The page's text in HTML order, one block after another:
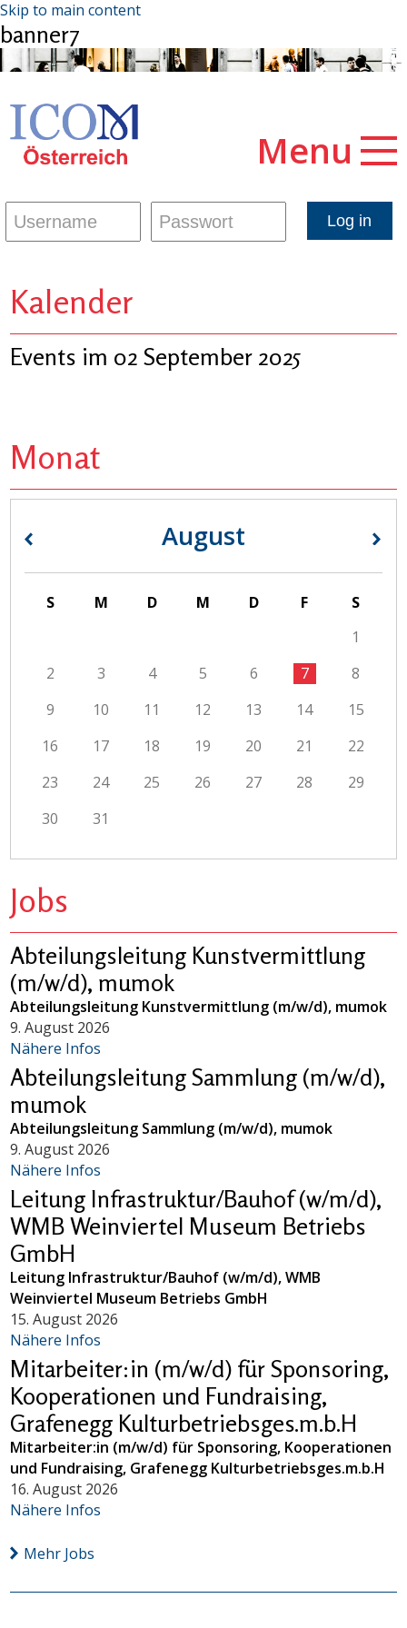
Skip to main content
banner7
Menu
Kalender
Events im 02 September 2025
Monat
August
« »
S M D M D F
S
1
2
3 4 5 6 7
8
9
10 11 12 13 14
15
16
17 18 19 20 21
22
23
24 25 26 27 28
29
30
31
Jobs
Abteilungsleitung Kunstvermittlung
(m/w/d), mumok
Abteilungsleitung Kunstvermittlung (m/w/d), mumok
9. August 2026
Nähere Infos
Abteilungsleitung Sammlung (m/w/d),
mumok
Abteilungsleitung Sammlung (m/w/d), mumok
9. August 2026
Nähere Infos
Leitung Infrastruktur/Bauhof (w/m/d),
WMB Weinviertel Museum Betriebs
GmbH
Leitung Infrastruktur/Bauhof (w/m/d), WMB
Weinviertel Museum Betriebs GmbH
15. August 2026
Nähere Infos
Mitarbeiter:in (m/w/d) für Sponsoring,
Kooperationen und Fundraising,
Grafenegg Kulturbetriebsges.m.b.H
Mitarbeiter:in (m/w/d) für Sponsoring, Kooperationen
und Fundraising, Grafenegg Kulturbetriebsges.m.b.H
16. August 2026
Nähere Infos
Mehr Jobs